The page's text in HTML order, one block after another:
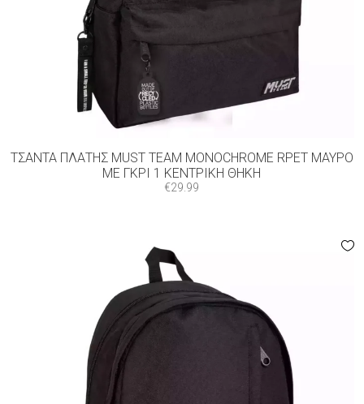
ΤΣΆΝΤΑ ΠΛΆΤΗΣ MUST TEAM MONOCHROME RPET ΜΑΎΡΟ
ΜΕ ΓΚΡΙ 1 ΚΕΝΤΡΙΚΉ ΘΉΚΗ
€29.99